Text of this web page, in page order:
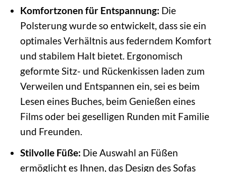
Komfortzonen für Entspannung: Die
Polsterung wurde so entwickelt, dass sie ein
optimales Verhältnis aus federndem Komfort
und stabilem Halt bietet. Ergonomisch
geformte Sitz- und Rückenkissen laden zum
Verweilen und Entspannen ein, sei es beim
Lesen eines Buches, beim Genießen eines
Films oder bei geselligen Runden mit Familie
und Freunden.
Stilvolle Füße: Die Auswahl an Füßen
ermöglicht es Ihnen, das Design des Sofas